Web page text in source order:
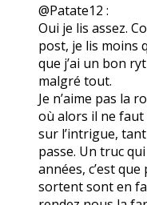
@Patate12 :
Oui je lis assez.
post, je lis moins
que j’ai un bon
malgré tout.
Je n’aime pas la
où alors il ne faut
sur l’intrigue,
passe. Un truc
années, c’est
sortent sont en